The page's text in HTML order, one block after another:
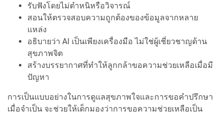
รับฟังโดยไม่ตำหนิหรือวิจารณ์
สอนให้ตรวจสอบความถูกต้องของข้อมูลจากหลาย
แหล่ง
อธิบายว่า AI เป็นเพียงเครื่องมือ ไม่ใช่ผู้เชี่ยวชาญด้าน
สุขภาพจิต
สร้างบรรยากาศที่ทำให้ลูกกล้าขอความช่วยเหลือเมื่อมี
ปัญหา
การเป็นแบบอย่างในการดูแลสุขภาพใจและการขอคำปรึกษา
เมื่อจำเป็น จะช่วยให้เด็กมองว่าการขอความช่วยเหลือเป็น